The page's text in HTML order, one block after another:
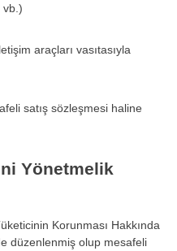
vb.)
araçları vasıtasıyla
satış sözleşmesi haline
Yönetmelik
Korunması Hakkında
düzenlenmiş olup mesafeli